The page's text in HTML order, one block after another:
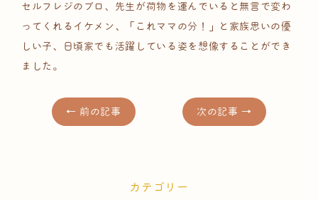
セルフレジのプロ、先生が荷物を運んでいると無言で変わ
ってくれるイケメン、「これママの分！」と家族思いの優
しい子、日頃家でも活躍している姿を想像することができ
ました。
← 前の記事 次の記事 →
カテゴリー